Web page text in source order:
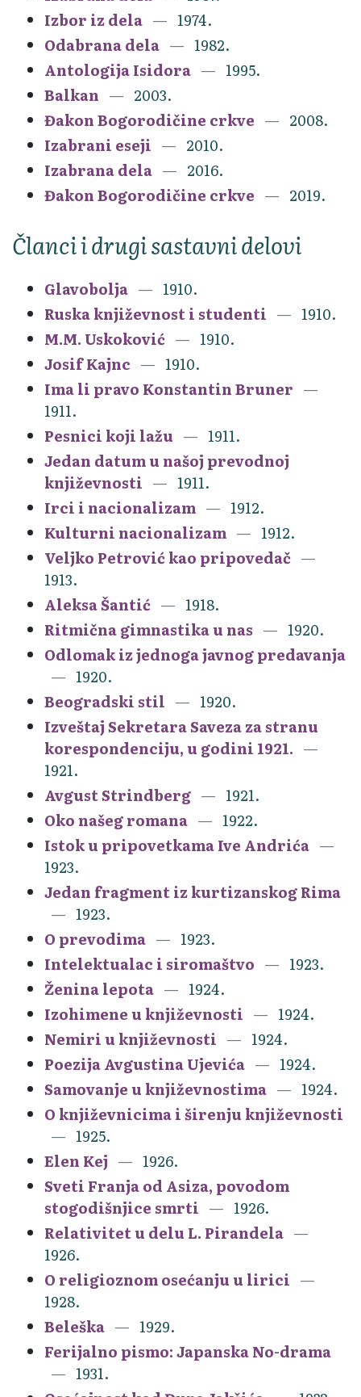
Izbor iz dela
1974.
Odabrana dela
1982.
Antologija Isidora
1995.
Balkan
2003.
Đakon Bogorodičine crkve
2008.
Izabrani eseji
2010.
Izabrana dela
2016.
Đakon Bogorodičine crkve
2019.
Članci i drugi sastavni delovi
Glavobolja
1910.
Ruska književnost i studenti
1910.
M.M. Uskoković
1910.
Josif Kajnc
1910.
Ima li pravo Konstantin Bruner
1911.
Pesnici koji lažu
1911.
Jedan datum u našoj prevodnoj
književnosti
1911.
Irci i nacionalizam
1912.
Kulturni nacionalizam
1912.
Veljko Petrović kao pripovedač
1913.
Aleksa Šantić
1918.
Ritmična gimnastika u nas
1920.
Odlomak iz jednoga javnog predavanja
1920.
Beogradski stil
1920.
Izveštaj Sekretara Saveza za stranu
korespondenciju, u godini 1921.
1921.
Avgust Strindberg
1921.
Oko našeg romana
1922.
Istok u pripovetkama Ive Andrića
1923.
Jedan fragment iz kurtizanskog Rima
1923.
O prevodima
1923.
Intelektualac i siromaštvo
1923.
Ženina lepota
1924.
Izohimene u književnosti
1924.
Nemiri u književnosti
1924.
Poezija Avgustina Ujevića
1924.
Samovanje u književnostima
1924.
O književnicima i širenju književnosti
1925.
Elen Kej
1926.
Sveti Franja od Asiza, povodom
stogodišnjice smrti
1926.
Relativitet u delu L. Pirandela
1926.
O religioznom osećanju u lirici
1928.
Beleška
1929.
Ferijalno pismo: Japanska No-drama
1931.